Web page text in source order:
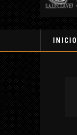
INICIO